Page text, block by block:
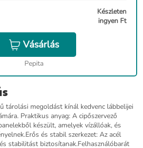
Készleten
ingyen Ft
Vásárlás
Pepita
tárolási megoldást kínál kedvenc lábbelijei
Praktikus anyag: A cipőszervező
készült, amelyek vízállóak, és
és stabil szerkezet: Az acél
stabilitást biztosítanak.Felhasználóbarát